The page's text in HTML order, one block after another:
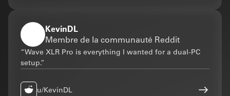
KevinDL
Membre de la communauté Reddit
“Wave XLR Pro is everything I wanted for a dual-PC
setup.”
u/KevinDL